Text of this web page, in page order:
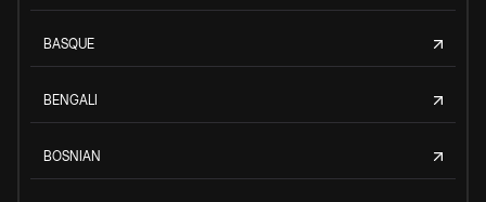
BASQUE
BENGALI
BOSNIAN